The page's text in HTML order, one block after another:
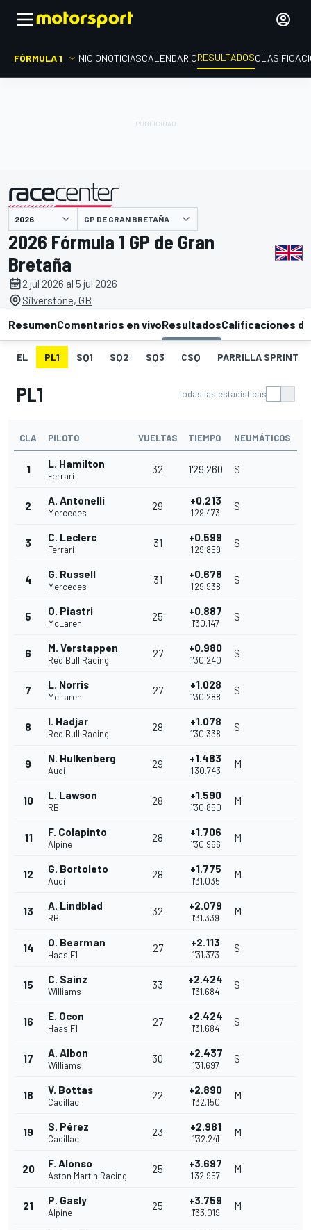
FÓRMULA 1 INICIONOTICIASCALENDARIORESULTADOS
presentado por GP DE GRAN BRETAÑA
2026 Fórmula 1 GP de Gran
Bretaña
2 jul 2026 al 5 jul 2026
Silverstone, GB
ResumenComentarios en vivoResultadosCalificaciones
EL PL1 SQ1 SQ2 SQ3 CSQ PARRILLA SPRINT
PL1 Todas las estadísticas
CLA PILOTO VUELTAS TIEMPO NEUMÁTICOS
1 L. Hamilton
Ferrari
32 1'29.260 S
2 A. Antonelli
Mercedes
29 +0.213
1'29.473
S
3 C. Leclerc
Ferrari
31 +0.599
1'29.859
S
4 G. Russell
Mercedes
31 +0.678
1'29.938
S
5 O. Piastri
McLaren
25 +0.887
1'30.147
S
6 M. Verstappen
Red Bull Racing
27 +0.980
1'30.240
S
7 L. Norris
McLaren
27 +1.028
1'30.288
S
8 I. Hadjar
Red Bull Racing
28 +1.078
1'30.338
S
9 N. Hulkenberg
Audi
29 +1.483
1'30.743
M
10 L. Lawson
RB
28 +1.590
1'30.850
M
11 F. Colapinto
Alpine
28 +1.706
1'30.966
M
12 G. Bortoleto
Audi
28 +1.775
1'31.035
M
13 A. Lindblad
RB
32 +2.079
1'31.339
M
14 O. Bearman
Haas F1
27 +2.113
1'31.373
S
15 C. Sainz
Williams
33 +2.424
1'31.684
S
16 E. Ocon
Haas F1
27 +2.424
1'31.684
S
17 A. Albon
Williams
30 +2.437
1'31.697
S
18 V. Bottas
Cadillac
22 +2.890
1'32.150
M
19 S. Pérez
Cadillac
23 +2.981
1'32.241
M
20 F. Alonso
Aston Martin Racing
25 +3.697
1'32.957
M
21 P. Gasly
Alpine
25 +3.759
1'33.019
M